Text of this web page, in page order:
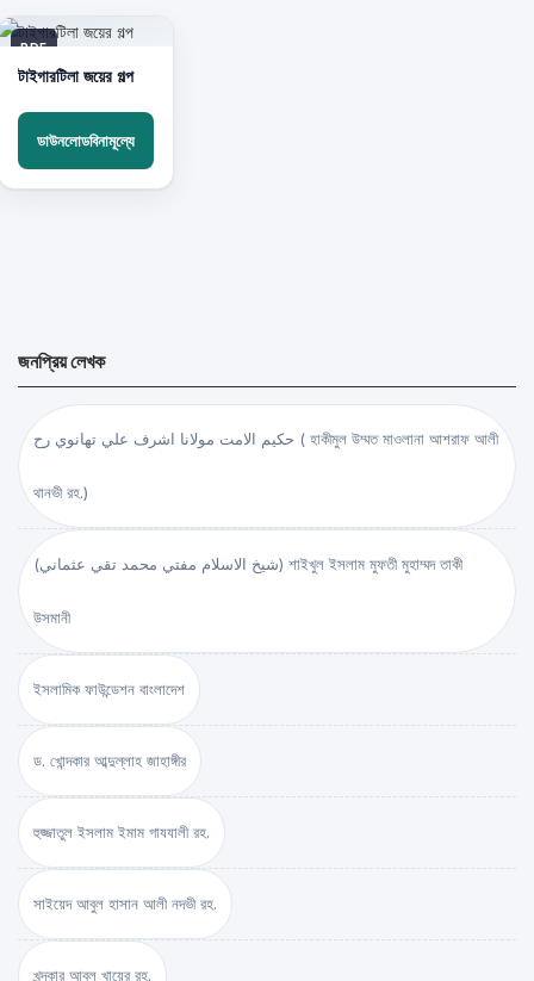
PDF
টাইগারটিলা জয়ের গল্প
ডাউনলোডবিনামূল্যে
জনপ্রিয় লেখক
حكيم الامت مولانا اشرف علي تهانوي رح ( হাকীমুল উম্মত মাওলানা আশরাফ আলী
থানভী রহ.)
(شيخ الاسلام مفتي محمد تقي عثماني) শাইখুল ইসলাম মুফতী মুহাম্মদ তাকী
উসমানী
ইসলামিক ফাউন্ডেশন বাংলাদেশ
ড. খোন্দকার আব্দুল্লাহ জাহাঙ্গীর
হুজ্জাতুল ইসলাম ইমাম গাযযালী রহ.
সাইয়েদ আবুল হাসান আলী নদভী রহ.
খন্দকার আবুল খায়ের রহ.